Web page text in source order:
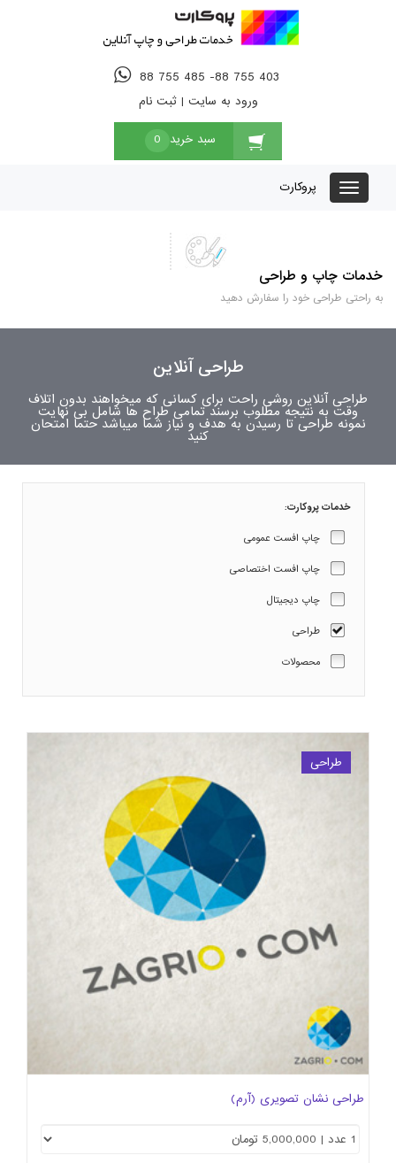
88 755 485 -88 755 403
ورود به سایت |ثبت نام
سبد خرید 0
پروکارت
خدمات چاپ و طراحی
به راحتی طراحی خود را سفارش دهید
طراحی آنلاین
طراحی آنلاین روشی راحت برای کسانی که میخواهند بدون اتلاف
وقت به نتیجه مطلوب برسند تمامی طراح ها شامل بی نهایت
نمونه طراحی تا رسیدن به هدف و نیاز شما میباشد حتما امتحان
کنید
خدمات پروکارت:
چاپ افست عمومی
چاپ افست اختصاصی
چاپ دیجیتال
طراحی
محصولات
طراحی
طراحی نشان تصویری (آرم)